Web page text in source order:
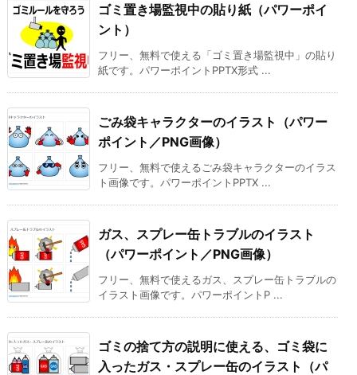
ゴミ置き場監視中の貼り紙（パワーポイ
ント）
フリー、無料で使える「ゴミ置き場監視中」の貼り
紙です。パワーポイントPPTX形式 ...
ごみ袋キャラクターのイラスト（パワー
ポイント／PNG画像）
フリー、無料で使えるごみ袋キャラクターのイラス
ト画像です。パワーポイントPPTX ...
ガス、スプレー缶トラブルのイラスト
（パワーポイント／PNG画像）
フリー、無料で使えるガス、スプレー缶トラブルの
イラスト画像です。パワーポイントP ...
ゴミの捨て方の説明に使える、ゴミ袋に
入ったガス・スプレー缶のイラスト（パ